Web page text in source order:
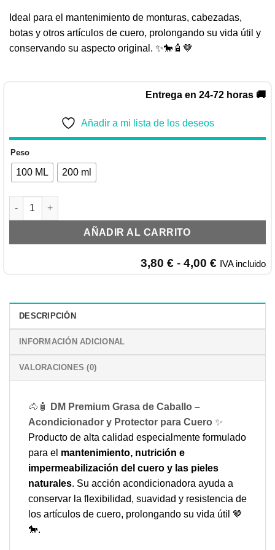
Ideal para el mantenimiento de monturas, cabezadas,
botas y otros artículos de cuero, prolongando su vida útil y
conservando su aspecto original. ✨🐎🧴🤎
Entrega en 24-72 horas 🚚
Añadir a mi lista de los deseos
Peso
100 ML 200 ml
DM PREMIUM GRASA DE CABALLO cantidad
AÑADIR AL CARRITO
3,80 € - 4,00 € Rango
4,00 €
IVA incluido
DESCRIPCIÓN
INFORMACIÓN ADICIONAL
VALORACIONES (0)
🐴🧴
DM Premium Grasa de Caballo –
Acondicionador y Protector para Cuero ✨
Producto de alta calidad especialmente formulado
para el mantenimiento, nutrición e
impermeabilización del cuero y las pieles
naturales. Su acción acondicionadora ayuda a
conservar la flexibilidad, suavidad y resistencia de
los artículos de cuero, prolongando su vida útil 🤎
🐎.